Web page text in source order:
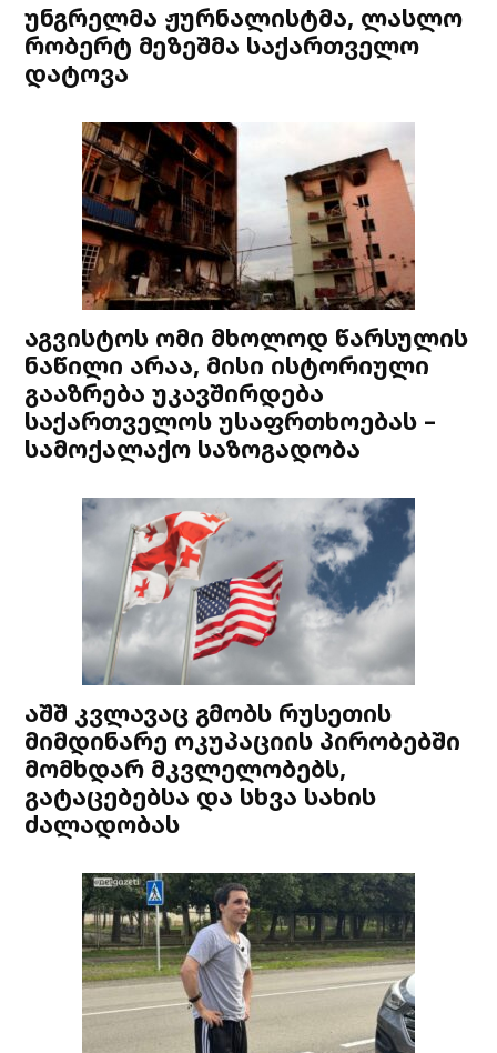
უნგრელმა ჟურნალისტმა, ლასლო
რობერტ მეზეშმა საქართველო
დატოვა
აგვისტოს ომი მხოლოდ წარსულის
ნაწილი არაა, მისი ისტორიული
გააზრება უკავშირდება
საქართველოს უსაფრთხოებას –
სამოქალაქო საზოგადობა
აშშ კვლავაც გმობს რუსეთის
მიმდინარე ოკუპაციის პირობებში
მომხდარ მკვლელობებს,
გატაცებებსა და სხვა სახის
ძალადობას